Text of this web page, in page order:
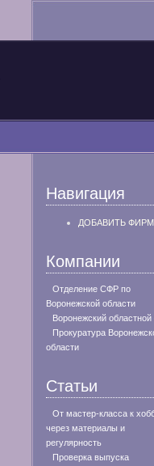
Навигация
ДОБАВИТЬ
Компании
Отделение СФР по
Воронежской области
Воронежский областной
Прокуратура
области
Статьи
От мастер-класса к
через материалы и
регулярность
Проверка выпуска